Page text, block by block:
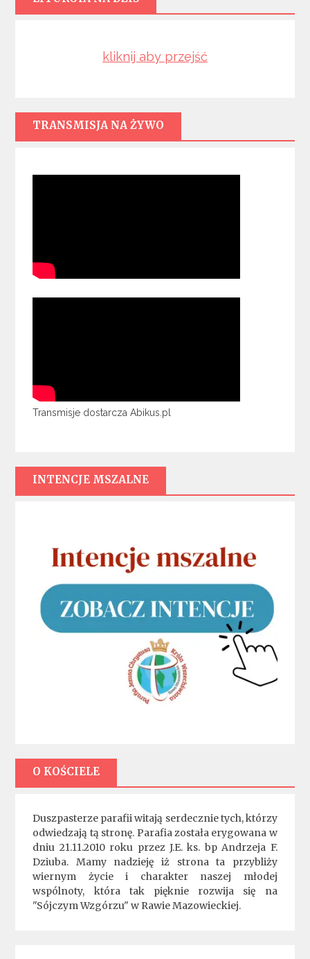
kliknij aby przejść
TRANSMISJA NA ŻYWO
Transmisje dostarcza Abikus.pl
INTENCJE MSZALNE
O KOŚCIELE
Duszpasterze parafii witają serdecznie tych, którzy
odwiedzają tą stronę. Parafia została erygowana w
dniu 21.11.2010 roku przez J.E. ks. bp Andrzeja F.
Dziuba. Mamy nadzieję iż strona ta przybliży
wiernym życie i charakter naszej młodej
wspólnoty, która tak pięknie rozwija się na
"Sójczym Wzgórzu" w Rawie Mazowieckiej.